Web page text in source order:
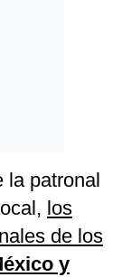
la patronal
los
de los
y